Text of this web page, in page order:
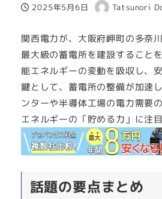
投稿日
2025年5月6日
著
Tatsunori
関西電力が、大阪府岬町の多奈
最大級の蓄電所を建設すること
能エネルギーの変動を吸収し、
鍵として、蓄電所の整備が加速
ンターや半導体工場の電力需要
エネルギーの「貯める力」に注
話題の要点まとめ